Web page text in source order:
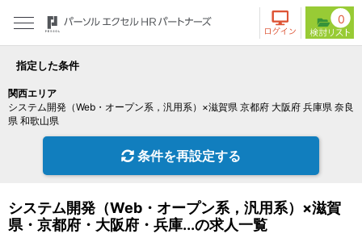
0
指定した条件
関西エリア
システム開発（Web・オープン系，汎用系）×滋賀県 京都府 大阪府 兵庫県 奈良
県 和歌山県
条件を再設定する
システム開発（Web・オープン系，汎用系）×滋賀
県・京都府・大阪府・兵庫...の求人一覧